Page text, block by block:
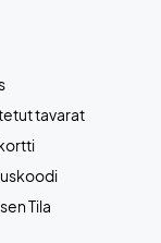
tavarat
Tila